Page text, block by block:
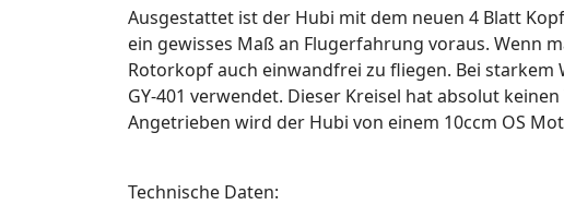
Ausgestattet ist der Hubi mit dem neuen 4 Blatt
ein gewisses Maß an Flugerfahrung voraus. Wenn
Rotorkopf auch einwandfrei zu fliegen. Bei
GY-401 verwendet. Dieser Kreisel hat absolut
Angetrieben wird der Hubi von einem 10ccm OS
Technische Daten: